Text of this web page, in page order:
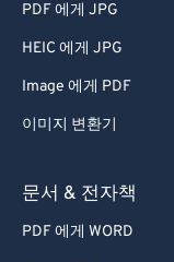
PDF 에게 JPG
HEIC 에게 JPG
Image 에게 PDF
이미지 변환기
문서 & 전자책
PDF 에게 WORD